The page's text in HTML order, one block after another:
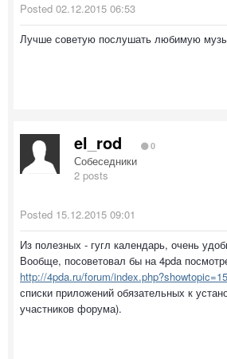
Posted 02.12.2015 06:53
Лучше советую послушать любимую
el_rod 0
Собеседники
2 posts
Posted 15.12.2015 09:01
Из полезных - гугл календарь, очень
Вообще, посоветовал бы на 4pda
http://4pda.ru/forum/
списки приложений обязательных к
участников форума).